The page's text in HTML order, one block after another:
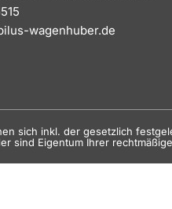
wagenhuber.de
sich inkl. der gesetzlich
sind Eigentum Ihrer